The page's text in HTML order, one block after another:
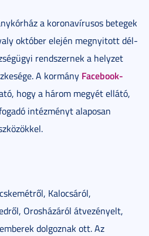
a koronavírusos betegek
október elején megnyitott dél-
rendszernek a helyzet
A kormány Facebook-
hogy a három megyét ellátó,
intézményt alaposan
Kalocsáról,
Orosházáról átvezényelt,
dolgoznak ott. Az